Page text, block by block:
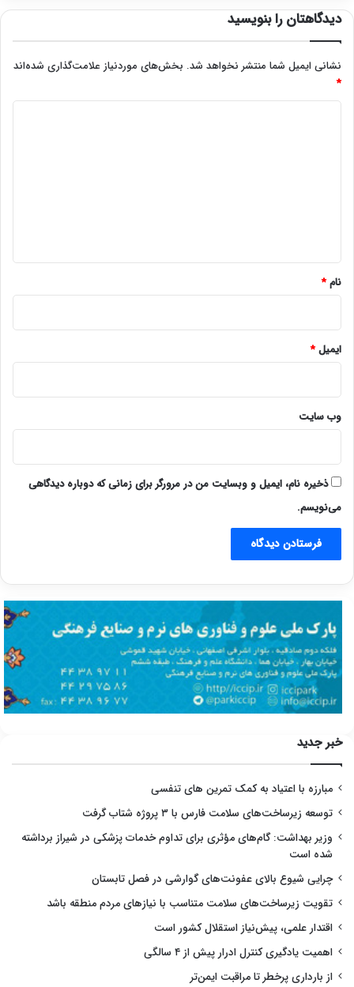
دیدگاهتان را بنویسید
نشانی ایمیل شما منتشر نخواهد شد. بخش‌های موردنیاز علامت‌گذاری شده‌اند
*
نام*
ایمیل*
وب‌ سایت
ذخیره نام، ایمیل و وبسایت من در مرورگر برای زمانی که دوباره دیدگاهی
می‌نویسم.
خبر جدید
مبارزه با اعتیاد به کمک تمرین های تنفسی
توسعه زیرساخت‌های سلامت فارس با ۳ پروژه شتاب گرفت
وزیر بهداشت: گام‌های مؤثری برای تداوم خدمات پزشکی در شیراز برداشته
شده است
چرایی شیوع بالای عفونت‌های گوارشی در فصل تابستان
تقویت زیرساخت‌های سلامت متناسب با نیازهای مردم منطقه باشد
اقتدار علمی، پیش‌نیاز استقلال کشور است
اهمیت یادگیری کنترل ادرار پیش از ۴ سالگی
از بارداری پرخطر تا مراقبت ایمن‌تر